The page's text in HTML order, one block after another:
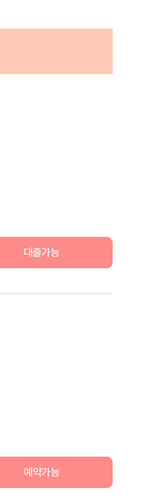
대출가능
예약가능